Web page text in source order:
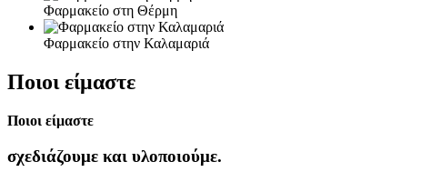
Φαρμακείο στη Θέρμη
Φαρμακείο στην Καλαμαριά
Ποιοιείμαστε
Ποιοι είμαστε
σχεδιάζουμε και υλοποιούμε.